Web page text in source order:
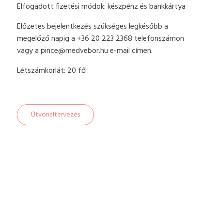
Elfogadott fizetési módok: készpénz és bankkártya
Előzetes bejelentkezés szükséges legkésőbb a
megelőző napig a +36 20 223 2368 telefonszámon
vagy apince@medvebor.hue-mail címen.
Létszámkorlát: 20 fő
Útvonaltervezés